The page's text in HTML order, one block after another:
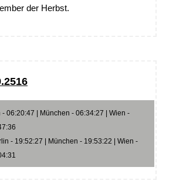
der Herbst.
06:20:47 | München - 06:34:27 | Wien -
- 19:52:27 | München - 19:53:22 | Wien -